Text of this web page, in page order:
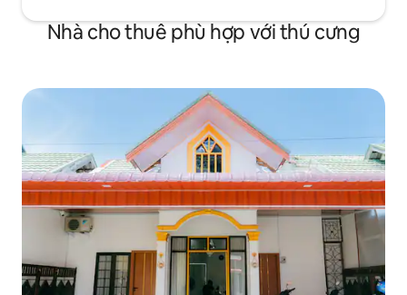
Nhà cho thuê phù hợp với thú cưng